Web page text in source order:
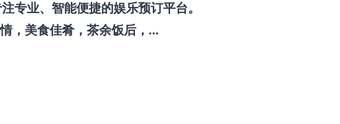
专业、智能便捷的娱乐预订平台。
，美食佳肴，茶余饭后，...